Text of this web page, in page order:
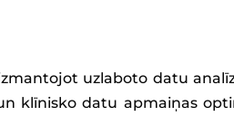
uzlaboto datu
klīnisko datu apmaiņas